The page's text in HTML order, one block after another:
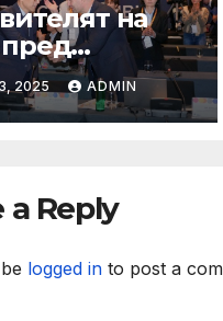
на
в
в златна
2025 ADMIN
a Reply
logged in to post a